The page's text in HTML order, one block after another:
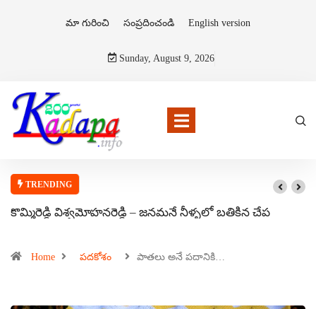
మా గురించి సంప్రదించండి English version
Sunday, August 9, 2026
TRENDING
కొమ్మిరెడ్డి విశ్వమోహనరెడ్డి – జనమనే నీళ్ళలో బతికిన చేప
Home పదకోశం పాతలు అనే పదానికి…